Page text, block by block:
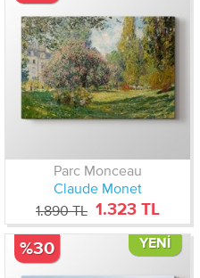
Parc Monceau
Claude Monet
1.890 TL 1.323 TL
YENI
%30